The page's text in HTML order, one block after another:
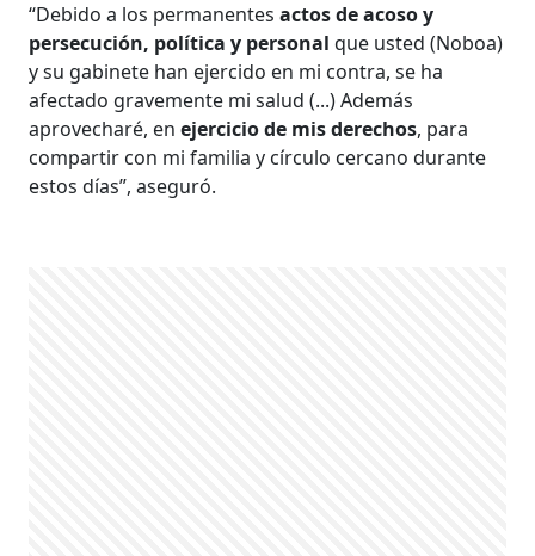
“Debido a los permanentes actos de acoso y
persecución, política y personalque usted (Noboa)
y su gabinete han ejercido en mi contra, se ha
afectado gravemente mi salud (...) Además
aprovecharé, enejercicio de mis derechos, para
compartir con mi familia y círculo cercano durante
estos días”, aseguró.